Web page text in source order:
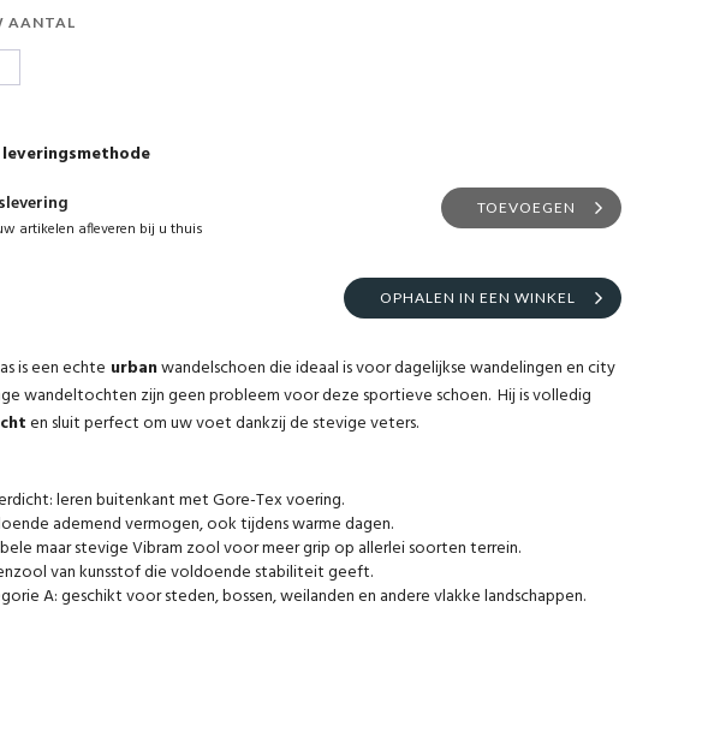
AANTAL
leveringsmethode
artikelen afleveren bij u thuis
TOEVOEGEN
OPHALEN IN EEN WINKEL
is een echte urbanwandelschoen die ideaal is voor dagelijkse wandelingen en city
wandeltochten zijn geen probleem voor deze sportieve schoen. Hij is volledig
en sluit perfect om uw voet dankzij de stevige veters.
leren buitenkant met Gore-Tex voering.
ademend vermogen, ook tijdens warme dagen.
maar stevige Vibram zool voor meer grip op allerlei soorten terrein.
van kunsstof die voldoende stabiliteit geeft.
A: geschikt voor steden, bossen, weilanden en andere vlakke landschappen.